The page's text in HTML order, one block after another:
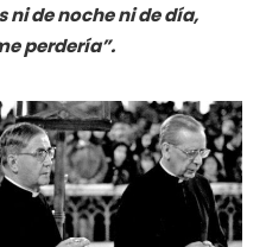
ni de noche ni de día,
perdería”.